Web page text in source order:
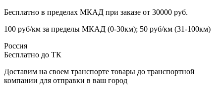
Бесплатно в пределах МКАД при заказе от 30000 руб.
100 руб/км за пределы МКАД (0-30км); 50 руб/км (31-100км)
Россия
Бесплатно до ТК
Доставим на своем транспорте товары до транспортной
компании для отправки в ваш город